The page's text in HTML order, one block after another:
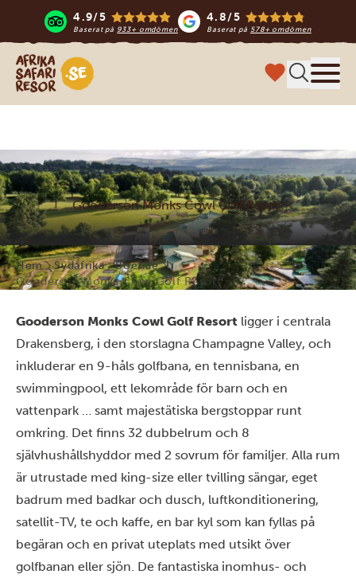
4.9/5
Baserat på 933+ omdömen
4.8/5
Baserat på 578+ omdömen
Safari-resor i Afrika
Gooderson Monks Cowl Golf Resort
Hem Sydafrika
Boende
Gooderson Monks Cowl Golf Resort
Gooderson Monks Cowl Golf Resort ligger i centrala
Drakensberg, i den storslagna Champagne Valley, och
inkluderar en 9-håls golfbana, en tennisbana, en
swimmingpool, ett lekområde för barn och en
vattenpark … samt majestätiska bergstoppar runt
omkring. Det finns 32 dubbelrum och 8
självhushållshyddor med 2 sovrum för familjer. Alla rum
är utrustade med king-size eller tvilling sängar, eget
badrum med badkar och dusch, luftkonditionering,
satellit-TV, te och kaffe, en bar kyl som kan fyllas på
begäran och en privat uteplats med utsikt över
golfbanan eller sjön. De fantastiska inomhus- och